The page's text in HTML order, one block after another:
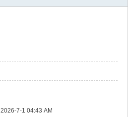
2026-7-1 04:43 AM